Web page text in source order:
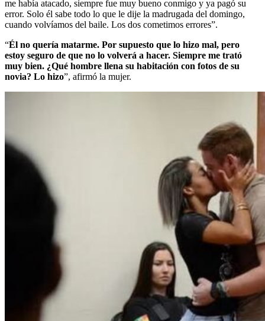
me había atacado, siempre fue muy bueno conmigo y ya pagó su
error. Solo él sabe todo lo que le dije la madrugada del domingo,
cuando volvíamos del baile. Los dos cometimos errores”.
“Él no quería matarme. Por supuesto que lo hizo mal, pero
estoy seguro de que no lo volverá a hacer. Siempre me trató
muy bien. ¿Qué hombre llena su habitación con fotos de su
novia? Lo hizo”, afirmó la mujer.